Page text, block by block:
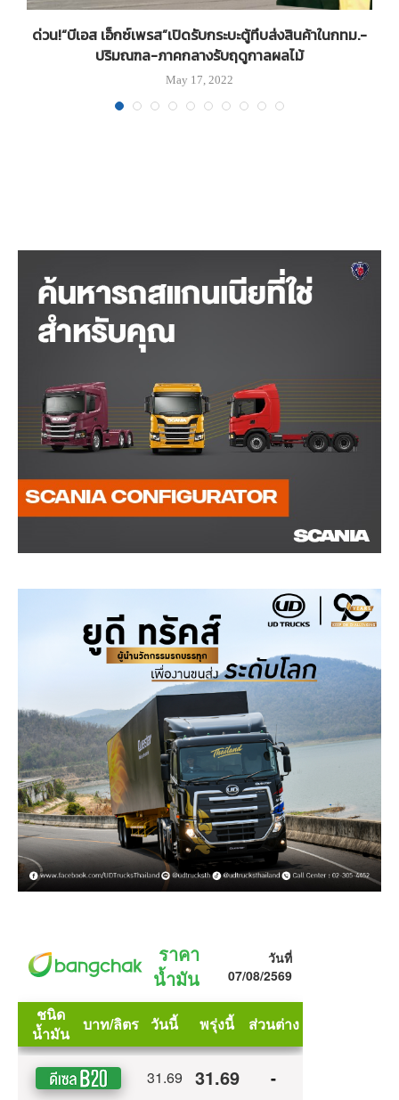
ด่วน!“บีเอส เอ็กซ์เพรส”เปิดรับกระบะตู้ทึบส่งสินค้าในกทม.-
ปริมณฑล-ภาคกลางรับฤดูกาลผลไม้
May 17, 2022